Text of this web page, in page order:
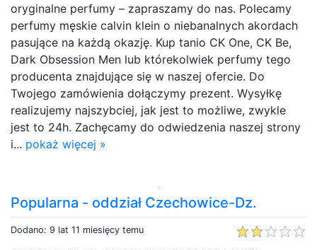
oryginalne perfumy – zapraszamy do nas. Polecamy
perfumy męskie calvin klein o niebanalnych akordach
pasujące na każdą okazję. Kup tanio CK One, CK Be,
Dark Obsession Men lub którekolwiek perfumy tego
producenta znajdujące się w naszej ofercie. Do
Twojego zamówienia dołączymy prezent. Wysyłkę
realizujemy najszybciej, jak jest to możliwe, zwykle
jest to 24h. Zachęcamy do odwiedzenia naszej strony
i... pokaż więcej »
Popularna - oddział Czechowice-Dz.
Dodano: 9 lat 11 miesięcy temu